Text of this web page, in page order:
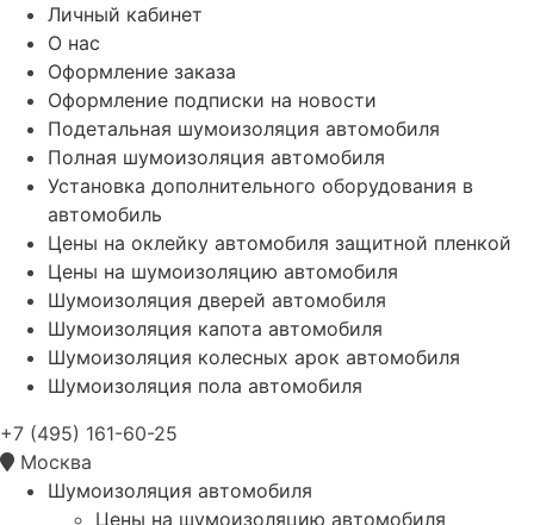
Личный кабинет
О нас
Оформление заказа
Оформление подписки на новости
Подетальная шумоизоляция автомобиля
Полная шумоизоляция автомобиля
Установка дополнительного оборудования в
автомобиль
Цены на оклейку автомобиля защитной пленкой
Цены на шумоизоляцию автомобиля
Шумоизоляция дверей автомобиля
Шумоизоляция капота автомобиля
Шумоизоляция колесных арок автомобиля
Шумоизоляция пола автомобиля
+7 (495) 161-60-25
Москва
Шумоизоляция автомобиля
Цены на шумоизоляцию автомобиля